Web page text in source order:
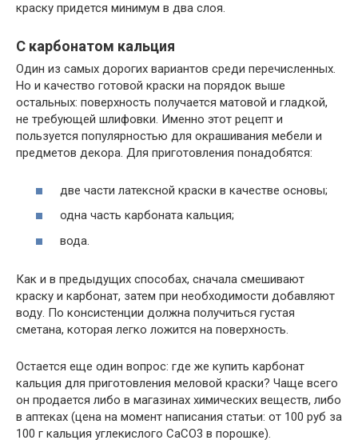
краску придется минимум в два слоя.
С карбонатом кальция
Один из самых дорогих вариантов среди перечисленных.
Но и качество готовой краски на порядок выше
остальных: поверхность получается матовой и гладкой,
не требующей шлифовки. Именно этот рецепт и
пользуется популярностью для окрашивания мебели и
предметов декора. Для приготовления понадобятся:
две части латексной краски в качестве основы;
одна часть карбоната кальция;
вода.
Как и в предыдущих способах, сначала смешивают
краску и карбонат, затем при необходимости добавляют
воду. По консистенции должна получиться густая
сметана, которая легко ложится на поверхность.
Остается еще один вопрос: где же купить карбонат
кальция для приготовления меловой краски? Чаще всего
он продается либо в магазинах химических веществ, либо
в аптеках (цена на момент написания статьи: от 100 руб за
100 г кальция углекислого CaCO3 в порошке).